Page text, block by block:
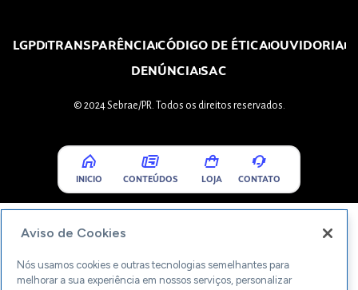
LGPDTRANSPARÊNCIACÓDIGO DE ÉTICAOUVIDORIA
DENÚNCIASAC
© 2024 Sebrae/PR. Todos os direitos reservados.
INICIO CONTEÚDOS LOJA CONTATO
Aviso de Cookies
Nós usamos cookies e outras tecnologias semelhantes para
melhorar a sua experiência em nossos serviços, personalizar